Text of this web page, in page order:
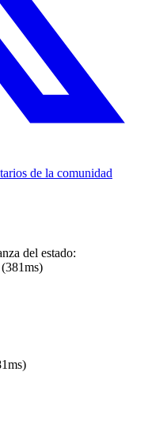
de la comunidad
del estado: